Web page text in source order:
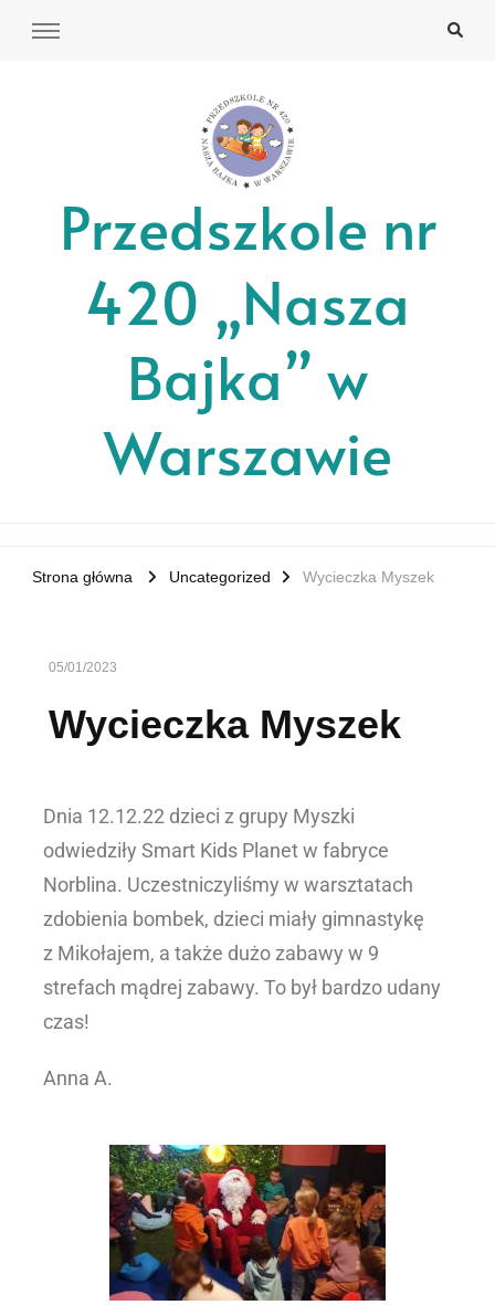
Przedszkole nr
420 „Nasza
Bajka” w
Warszawie
Strona główna Uncategorized Wycieczka Myszek
05/01/2023
Wycieczka Myszek
Dnia 12.12.22 dzieci z grupy Myszki
odwiedziły Smart Kids Planet w fabryce
Norblina. Uczestniczyliśmy w warsztatach
zdobienia bombek, dzieci miały gimnastykę
z Mikołajem, a także dużo zabawy w 9
strefach mądrej zabawy. To był bardzo udany
czas!
Anna A.